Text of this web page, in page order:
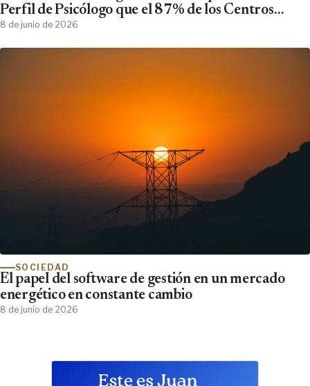
Perfil de Psicólogo que el 87% de los Centros
Clínicos Demanda y No Encuentra
8 de junio de 2026
SOCIEDAD
El papel del software de gestión en un mercado
energético en constante cambio
8 de junio de 2026